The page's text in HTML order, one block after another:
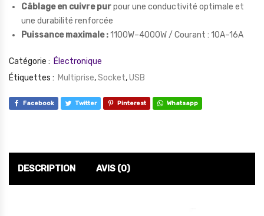
Câblage en cuivre purpour une conductivité optimale et
une durabilité renforcée
Puissance maximale :1100W–4000W / Courant : 10A–16A
Catégorie : Électronique
Étiquettes : Multiprise,Socket,USB
Facebook Twitter Pinterest Whatsapp
DESCRIPTION AVIS (0)